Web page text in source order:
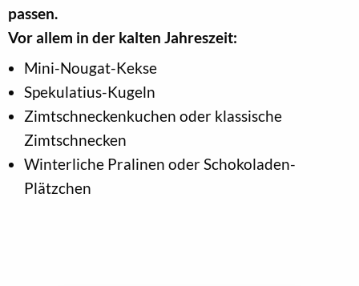
passen.
Vor allem in der kalten Jahreszeit:
Mini-Nougat-Kekse
Spekulatius-Kugeln
Zimtschneckenkuchen oder klassische
Zimtschnecken
Winterliche Pralinen oder Schokoladen-
Plätzchen